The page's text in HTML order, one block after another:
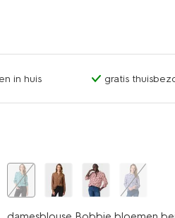
in huis gratis